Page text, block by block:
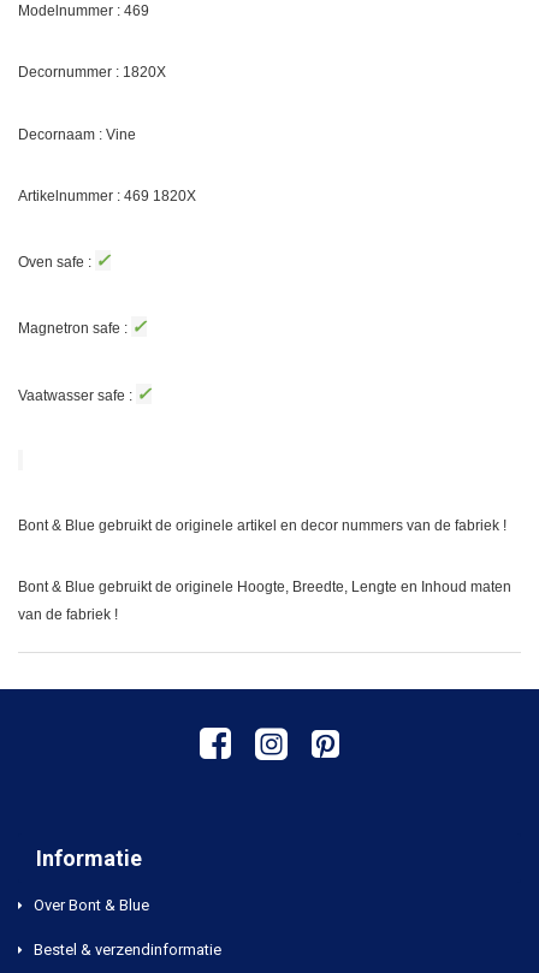
Modelnummer : 469
Decornummer : 1820X
Decornaam : Vine
Artikelnummer : 469 1820X
Oven safe : ✓
Magnetron safe : ✓
Vaatwasser safe : ✓
Bont & Blue gebruikt de originele artikel en decor nummers van de fabriek !
Bont & Blue gebruikt de originele Hoogte, Breedte, Lengte en Inhoud maten
van de fabriek !
Informatie
Over Bont & Blue
Bestel & verzendinformatie